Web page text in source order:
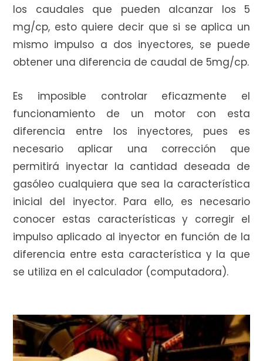
los caudales que pueden alcanzar los 5
mg/cp, esto quiere decir que si se aplica un
mismo impulso a dos inyectores, se puede
obtener una diferencia de caudal de 5mg/cp.
Es imposible controlar eficazmente el
funcionamiento de un motor con esta
diferencia entre los inyectores, pues es
necesario aplicar una corrección que
permitirá inyectar la cantidad deseada de
gasóleo cualquiera que sea la característica
inicial del inyector. Para ello, es necesario
conocer estas características y corregir el
impulso aplicado al inyector en función de la
diferencia entre esta característica y la que
se utiliza en el calculador (computadora).